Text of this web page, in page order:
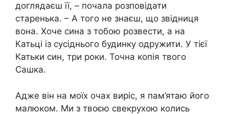
доглядаєш її, – почала розповідати
старенька. – А того не знаєш, що звідниця
вона. Хоче сина з тобою розвести, а на
Катьці із сусіднього будинку одружити. У тієї
Катьки син, три роки. Точна копія твого
Сашка.
Адже він на моїх очах виріс, я пам’ятаю його
малюком. Ми з твоєю свекрухою колись